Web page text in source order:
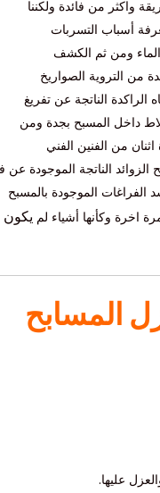
واكثر من فائدة ولكننا
أسباب التسربات
ومن ثم الكشف
التروية الصواريخ
الناتجة عن تفريغ
داخل المسبح بجدة ومن
من الفنين الفني
الزوائد الناتجة الموجودة عن
الموجودة بالمسبح
يكون
المسابح
عليها.